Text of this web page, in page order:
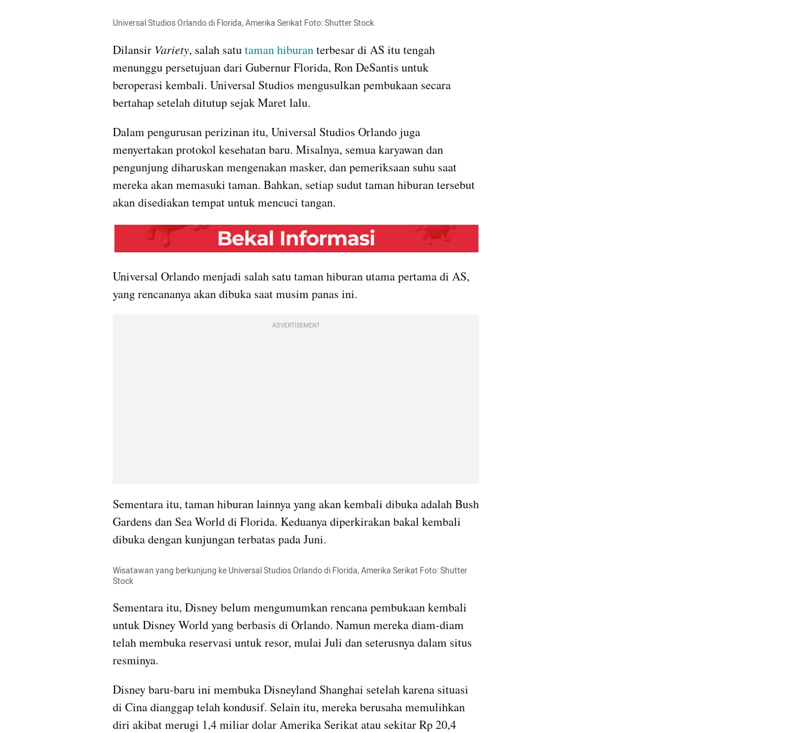
Universal Studios Orlando di Florida, Amerika Serikat Foto: Shutter Stock
Dilansir Variety, salah satu taman hiburan terbesar di AS itu tengah
menunggu persetujuan dari Gubernur Florida, Ron DeSantis untuk
beroperasi kembali. Universal Studios mengusulkan pembukaan secara
bertahap setelah ditutup sejak Maret lalu.
Dalam pengurusan perizinan itu, Universal Studios Orlando juga
menyertakan protokol kesehatan baru. Misalnya, semua karyawan dan
pengunjung diharuskan mengenakan masker, dan pemeriksaan suhu saat
mereka akan memasuki taman. Bahkan, setiap sudut taman hiburan tersebut
akan disediakan tempat untuk mencuci tangan.
embed from external kumparan
Universal Orlando menjadi salah satu taman hiburan utama pertama di AS,
yang rencananya akan dibuka saat musim panas ini.
ADVERTISEMENT
Sementara itu, taman hiburan lainnya yang akan kembali dibuka adalah Bush
Gardens dan Sea World di Florida. Keduanya diperkirakan bakal kembali
dibuka dengan kunjungan terbatas pada Juni.
Wisatawan yang berkunjung ke Universal Studios Orlando di Florida, Amerika Serikat Foto: Shutter
Stock
Sementara itu, Disney belum mengumumkan rencana pembukaan kembali
untuk Disney World yang berbasis di Orlando. Namun mereka diam-diam
telah membuka reservasi untuk resor, mulai Juli dan seterusnya dalam situs
resminya.
Disney baru-baru ini membuka Disneyland Shanghai setelah karena situasi
di Cina dianggap telah kondusif. Selain itu, mereka berusaha memulihkan
diri akibat merugi 1,4 miliar dolar Amerika Serikat atau sekitar Rp 20,4